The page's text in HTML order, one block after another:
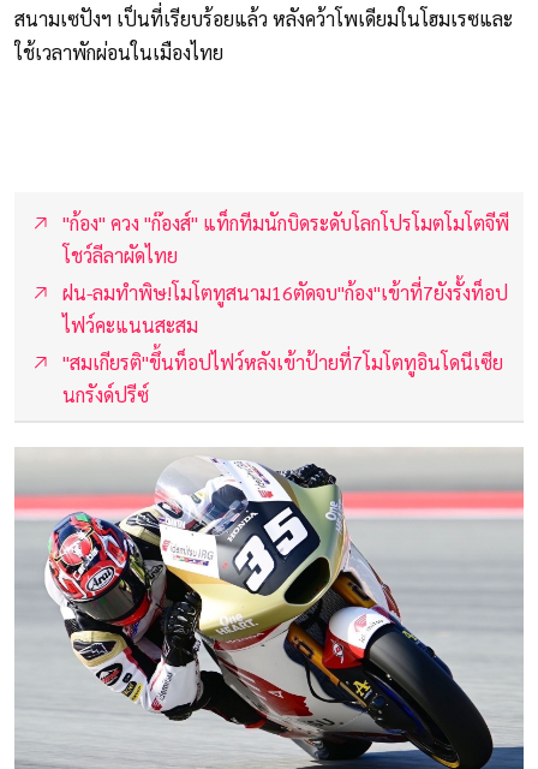
สนามเซปังฯ เป็นที่เรียบร้อยแล้ว หลังคว้าโพเดียมในโฮมเรซและ
ใช้เวลาพักผ่อนในเมืองไทย
"ก้อง" ควง "ก๊องส์" แท็กทีมนักบิดระดับโลกโปรโมตโมโตจีพี
โชว์ลีลาผัดไทย
ฝน-ลมทำพิษ!โมโตทูสนาม16ตัดจบ"ก้อง"เข้าที่7ยังรั้งท็อป
ไฟว์คะแนนสะสม
"สมเกียรติ"ขึ้นท็อปไฟว์หลังเข้าป้ายที่7โมโตทูอินโดนีเซีย
นกรังด์ปรีซ์